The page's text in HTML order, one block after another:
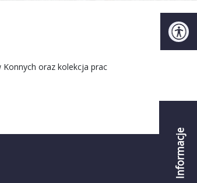
Informacje
oraz kolekcja prac